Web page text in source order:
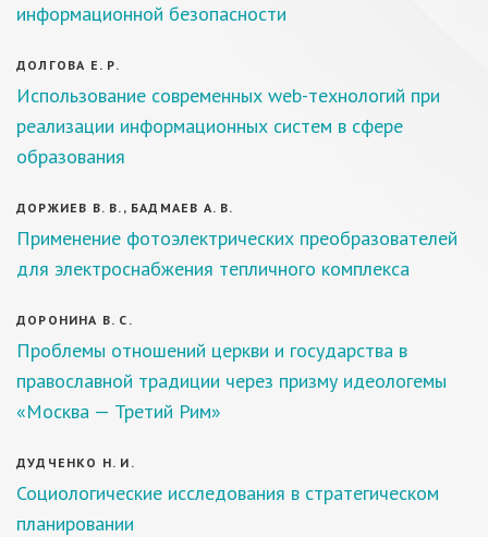
информационной безопасности
ДОЛГОВА Е. Р.
Использование современных web-технологий при
реализации информационных систем в сфере
образования
ДОРЖИЕВ В. В., БАДМАЕВ А. В.
Применение фотоэлектрических преобразователей
для электроснабжения тепличного комплекса
ДОРОНИНА В. С.
Проблемы отношений церкви и государства в
православной традиции через призму идеологемы
«Москва — Третий Рим»
ДУДЧЕНКО Н. И.
Социологические исследования в стратегическом
планировании